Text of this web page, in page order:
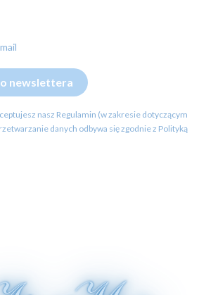
newslettera
nasz Regulamin (w zakresie dotyczącym
danych odbywa się zgodnie z Polityką